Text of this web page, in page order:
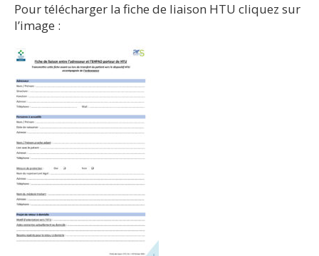
Pour télécharger la fiche de liaison HTU cliquez sur
l’image :